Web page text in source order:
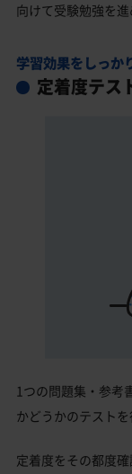
向けて受験勉強を進
学習効果をしっか
定着度テス
1つの問題集・参考
かどうかのテストを
定着度をその都度